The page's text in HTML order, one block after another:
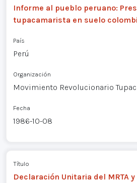
Informe al pueblo peruano:
tupacamarista en suelo
País
Perú
Organización
Movimiento Revolucionario Tupac
Fecha
1986-10-08
Título
Declaración Unitaria del MRTA y